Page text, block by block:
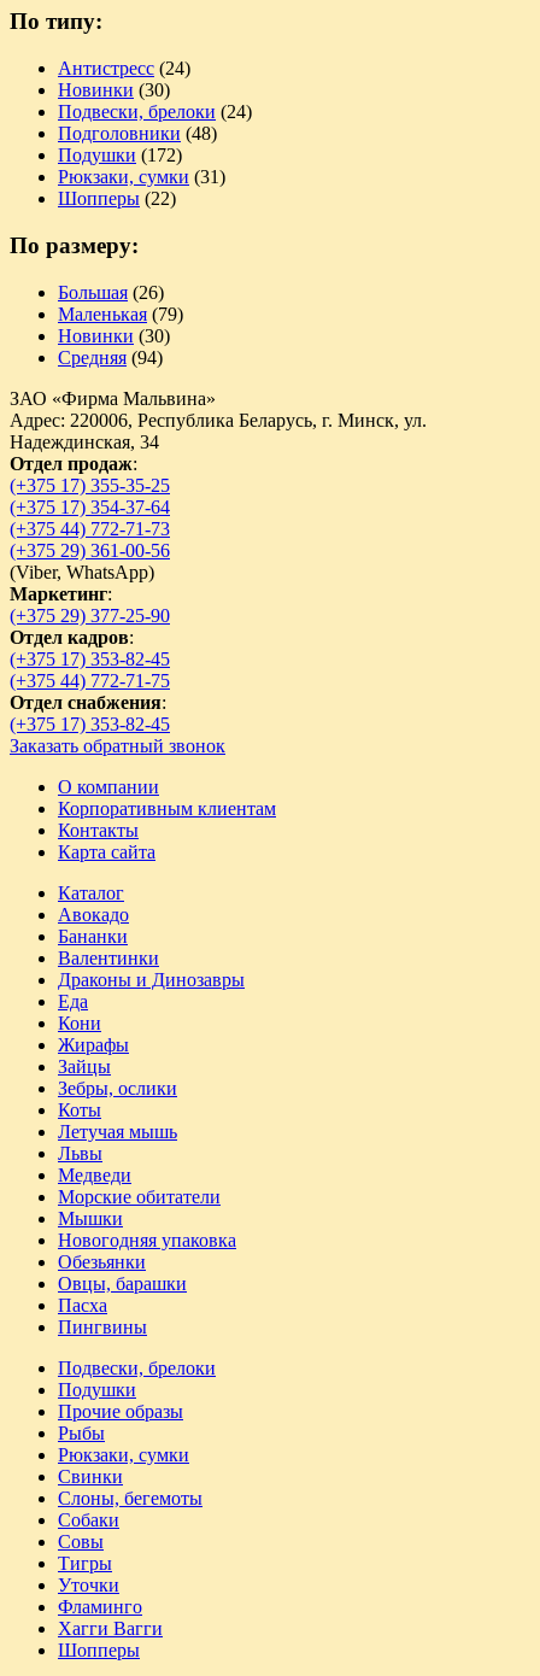
По типу:
Антистресс (24)
Новинки (30)
Подвески, брелоки (24)
Подголовники (48)
Подушки (172)
Рюкзаки, сумки (31)
Шопперы (22)
По размеру:
Большая (26)
Маленькая (79)
Новинки (30)
Средняя (94)
ЗАО «Фирма Мальвина»
Адрес: 220006, Республика Беларусь, г. Минск, ул.
Надеждинская, 34
Отдел продаж:
(+375 17) 355-35-25
(+375 17) 354-37-64
(+375 44) 772-71-73
(+375 29) 361-00-56
(Viber, WhatsApp)
Маркетинг:
(+375 29) 377-25-90
Отдел кадров:
(+375 17) 353-82-45
(+375 44) 772-71-75
Отдел снабжения:
(+375 17) 353-82-45
Заказать обратный звонок
О компании
Корпоративным клиентам
Контакты
Карта сайта
Каталог
Авокадо
Бананки
Валентинки
Драконы и Динозавры
Еда
Кони
Жирафы
Зайцы
Зебры, ослики
Коты
Летучая мышь
Львы
Медведи
Морские обитатели
Мышки
Новогодняя упаковка
Обезьянки
Овцы, барашки
Пасха
Пингвины
Подвески, брелоки
Подушки
Прочие образы
Рыбы
Рюкзаки, сумки
Свинки
Слоны, бегемоты
Собаки
Совы
Тигры
Уточки
Фламинго
Хагги Вагги
Шопперы